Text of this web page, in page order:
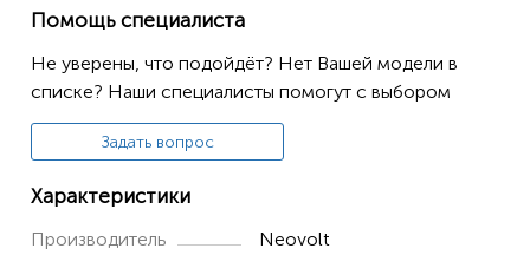
Помощь специалиста
Не уверены, что подойдёт? Нет Вашей модели в
списке? Наши специалисты помогут с выбором
Задать вопрос
Характеристики
Производитель Neovolt